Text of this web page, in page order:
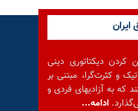
کردن دیکتاتوری دینی
و کثرت‌گرا، مبتنی بر
که به آزادیهای فردی و
ادامه...